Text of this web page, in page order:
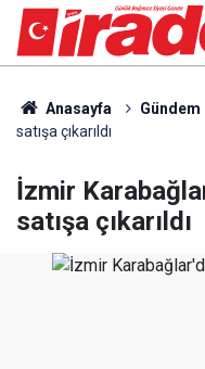
Anasayfa Gündem
satışa çıkarıldı
İzmir
satışa çıkarıldı